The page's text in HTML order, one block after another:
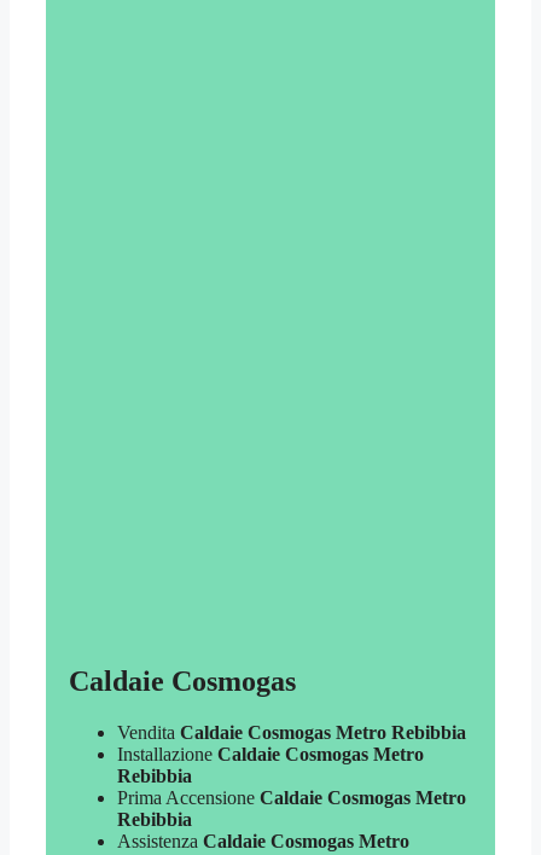
Caldaie Cosmogas
Vendita Caldaie Cosmogas Metro Rebibbia
Installazione Caldaie Cosmogas Metro
Rebibbia
Prima Accensione Caldaie Cosmogas Metro
Rebibbia
Assistenza Caldaie Cosmogas Metro